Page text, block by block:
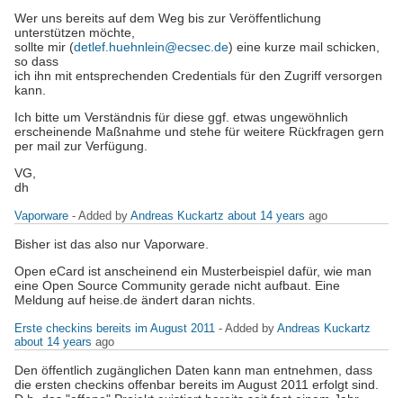
Wer uns bereits auf dem Weg bis zur Veröffentlichung
unterstützen möchte,
sollte mir (detlef.huehnlein@ecsec.de) eine kurze mail schicken,
so dass
ich ihn mit entsprechenden Credentials für den Zugriff versorgen
kann.
Ich bitte um Verständnis für diese ggf. etwas ungewöhnlich
erscheinende Maßnahme und stehe für weitere Rückfragen gern
per mail zur Verfügung.
VG,
dh
Vaporware - Added by Andreas Kuckartz about 14 years ago
Bisher ist das also nur Vaporware.
Open eCard ist anscheinend ein Musterbeispiel dafür, wie man
eine Open Source Community gerade nicht aufbaut. Eine
Meldung auf heise.de ändert daran nichts.
Erste checkins bereits im August 2011 - Added by Andreas Kuckartz
about 14 years ago
Den öffentlich zugänglichen Daten kann man entnehmen, dass
die ersten checkins offenbar bereits im August 2011 erfolgt sind.